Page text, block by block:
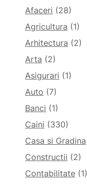
Afaceri (28)
Agricultura (1)
Arhitectura (2)
Arta (2)
Asigurari (1)
Auto (7)
Banci (1)
Caini (330)
Casa si Gradina
Constructii (2)
Contabilitate (1)